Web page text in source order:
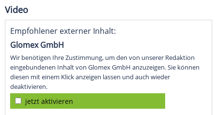
Video
Empfohlener externer Inhalt:
Glomex GmbH
Wir benötigen Ihre Zustimmung, um den von unserer Redaktion
eingebundenen Inhalt von Glomex GmbH anzuzeigen. Sie können
diesen mit einem Klick anzeigen lassen und auch wieder
deaktivieren.
jetzt aktivieren